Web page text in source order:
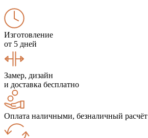
Изготовление
от 5 дней
Замер, дизайн
и доставка бесплатно
Оплата наличными, безналичный расчёт